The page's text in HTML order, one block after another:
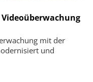
mit der
und